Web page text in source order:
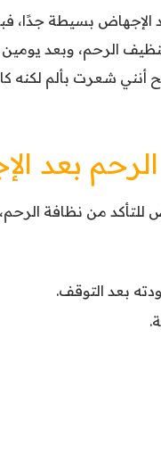
بسيطة جدًا،
الرحم، وبعد يومين
أنني شعرت بألم لكنه
بعد
من نظافة
بعد التوقف.